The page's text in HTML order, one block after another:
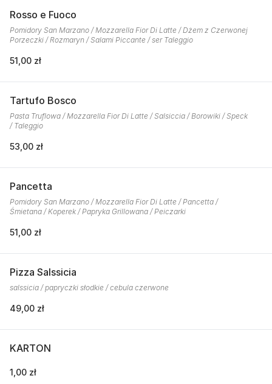
Rosso e Fuoco
Pomidory San Marzano / Mozzarella Fior Di Latte / Dżem z Czerwonej
Porzeczki / Rozmaryn / Salami Piccante / ser Taleggio
51,00 zł
Tartufo Bosco
Pasta Truflowa / Mozzarella Fior Di Latte / Salsiccia / Borowiki / Speck
/ Taleggio
53,00 zł
Pancetta
Pomidory San Marzano / Mozzarella Fior Di Latte / Pancetta /
Śmietana / Koperek / Papryka Grillowana / Peiczarki
51,00 zł
Pizza Salssicia
salssicia / papryczki słodkie / cebula czerwone
49,00 zł
KARTON
1,00 zł